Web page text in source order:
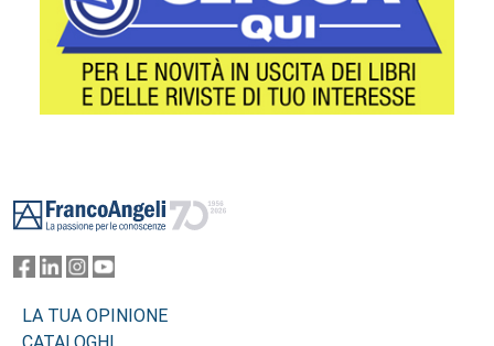
LA TUA OPINIONE